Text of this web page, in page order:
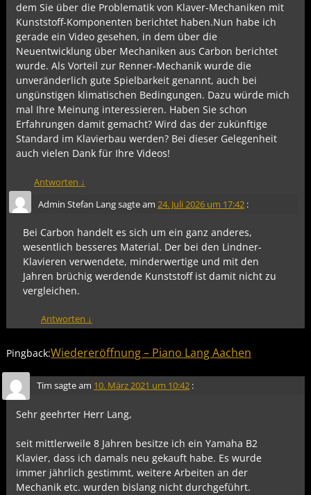
dem Sie über die Problematik von Klaver-Mechaniken mit
Kunststoff-Komponenten berichtet haben.Nun habe ich
gerade ein Video gesehen, in dem über die
Neuentwicklung über Mechaniken aus Carbon berichtet
wurde. Als Vorteil zur Renner-Mechanik wurde die
unveränderlich gute Spielbarkeit genannt, auch bei
ungünstigen klimatischen Bedingungen. Dazu würde mich
mal Ihre Meinung interessieren. Haben Sie schon
Erfahrungen damit gemacht? Wird das der zukünftige
Standard im Klavierbau werden? Bei dieser Gelegenheit
auch vielen Dank für Ihre Videos!
Antworten ↓
Admin Stefan Langsagte am 24. Juli 2026 um 17:42 :
Bei Carbon handelt es sich um ein ganz anderes,
wesentlich besseres Material. Der bei den Lindner-
Klavieren verwendete, minderwertige und mit den
Jahren brüchig werdende Kunststoff ist damit nicht zu
vergleichen.
Antworten ↓
Pingback:Wiedereröffnung – Piano Lang Aachen
Tim sagte am 10. März 2021 um 10:42 :
Sehr geehrter Herr Lang,
seit mittlerweile 8 Jahren besitze ich ein Yamaha B2
Klavier, dass ich damals neu gekauft habe. Es wurde
immer jährlich gestimmt, weitere Arbeiten an der
Mechanik etc. wurden bislang nicht durchgeführt.